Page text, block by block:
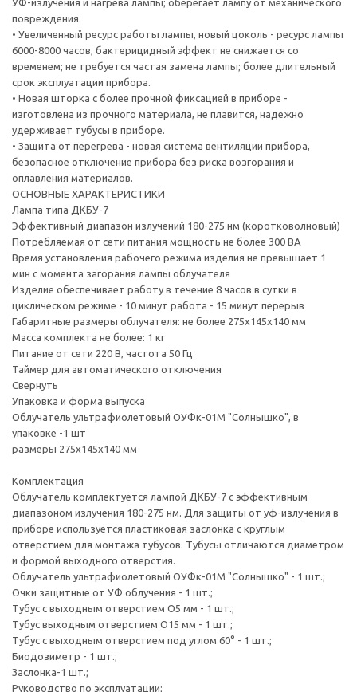
• атопический дерматит;
• острое и хроническое рожистое воспаление;
Противопоказания
Злокачественные новообразования в любой период течения,
Заболевания, в т.ч. после радикальных операций
Системные заболевания соединительной ткани
Активная форма туберкулеза легких
Гипертиреоз
Лихорадочные состояния
Склонность к кровотечению
Недостаточность кровообращения II и III степеней
Выраженный атеросклероз
Инфаркт миокарда (первые 2-3 недели)
Острое нарушение мозгового кровообращения
Заболевания почек и печени с недостаточностью их функции
Язвенная болезнь в период обострения
Хронический гепатит, панкреатит при явлениях активности
процесса
Кахексия
• при повышенной чувствительности к ультрафиолету.
Особые указания
Правила ухода за изделием:
санитарную обработку тубусов рекомендуется проводить с
хлорамина. Поверхность корпуса облучателя необходимо
противопоказаниях по применению ультрафиолетового
излучателя проконсультируйтесь с врачом. Облучатель не
предназначен для проведения процедур загара.
Описание
Форма выпуска: облучатель ультрафиолетовый ОУФк-01М
"Солнышко", в упаковке -1 шт. В комплекте с облучателем
поставляются 3 вида тубусов, защитные очки и
биодозиметр.
повреждения.
• Увеличенный ресурс работы лампы, новый цоколь - ресурс лампы
6000-8000 часов, бактерицидный эффект не снижается со
временем; не требуется частая замена лампы; более длительный
срок эксплуатации прибора.
• Новая шторка с более прочной фиксацией в приборе -
изготовлена из прочного материала, не плавится, надежно
удерживает тубусы в приборе.
• Защита от перегрева - новая система вентиляции прибора,
безопасное отключение прибора без риска возгорания и
оплавления материалов.
ОСНОВНЫЕ ХАРАКТЕРИСТИКИ
Лампа типа ДКБУ-7
Эффективный диапазон излучений 180-275 нм (коротковолновый)
Потребляемая от сети питания мощность не более 300 ВА
Время установления рабочего режима изделия не превышает 1
мин с момента загорания лампы облучателя
Изделие обеспечивает работу в течение 8 часов в сутки в
циклическом режиме - 10 минут работа - 15 минут перерыв
Габаритные размеры облучателя: не более 275х145х140 мм
Масса комплекта не более: 1 кг
Питание от сети 220 В, частота 50 Гц
Таймер для автоматического отключения
Свернуть
Упаковка и форма выпуска
Облучатель ультрафиолетовый ОУФк-01М "Солнышко", в
упаковке -1 шт
размеры 275х145х140 мм
Комплектация
Облучатель комплектуется лампой ДКБУ-7 с эффективным
диапазоном излучения 180-275 нм. Для защиты от уф-излучения в
приборе используется пластиковая заслонка с круглым
отверстием для монтажа тубусов. Тубусы отличаются диаметром
и формой выходного отверстия.
Облучатель ультрафиолетовый ОУФк-01М "Солнышко" - 1 шт.;
Очки защитные от УФ облучения - 1 шт.;
Тубус с выходным отверстием O5 мм - 1 шт.;
Тубус выходным отверстием O15 мм - 1 шт.;
Тубус с выходным отверстием под углом 60° - 1 шт.;
Биодозиметр - 1 шт.;
Заслонка-1 шт.;
Руководство по эксплуатации;